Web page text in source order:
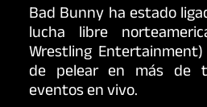
Bad Bunny ha estado
lucha libre
Wrestling
de pelear en más de
eventos en vivo.